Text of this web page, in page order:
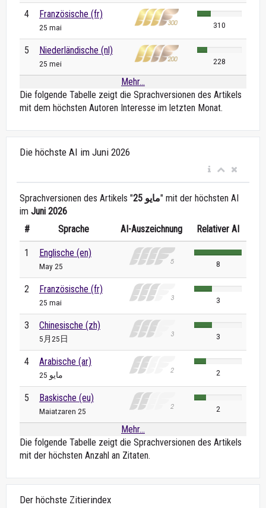
4 Französische (fr)
25 mai 310
5 Niederländische (nl)
25 mei 228
Mehr...
Die folgende Tabelle zeigt die Sprachversionen des Artikels
mit dem höchsten Autoren Interesse im letzten Monat.
Die höchste AI im Juni 2026
Sprachversionen des Artikels " 25 مايو" mit der höchsten AI
im Juni 2026
#
Sprache AI-Auszeichnung Relativer AI
1 Englische (en)
May 25 8
2 Französische (fr)
25 mai 3
3 Chinesische (zh)
5月25日 3
4 Arabische (ar)
25 مايو 2
5 Baskische (eu)
Maiatzaren 25 2
Mehr...
Die folgende Tabelle zeigt die Sprachversionen des Artikels
mit der höchsten Anzahl an Zitaten.
Der höchste Zitierindex